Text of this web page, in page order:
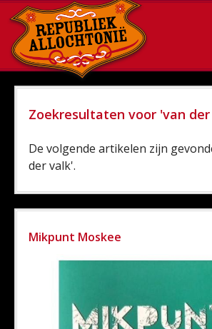
Zoekresultaten voor 'van
De volgende artikelen zijn
der valk'.
Mikpunt Moskee